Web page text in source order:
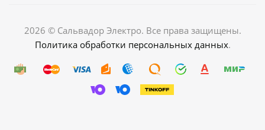
2026 © Сальвадор Электро. Все права защищены.
Политика обработки персональных данных.